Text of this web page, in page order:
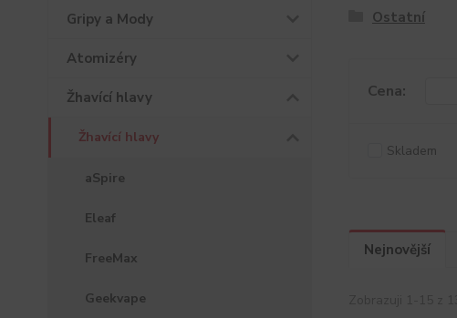
Gripy a Mody
Atomizéry
Žhavící hlavy
Žhavící hlavy
aSpire
Eleaf
FreeMax
Geekvape
Ostatní
Cena:
Skladem
Nejnovější